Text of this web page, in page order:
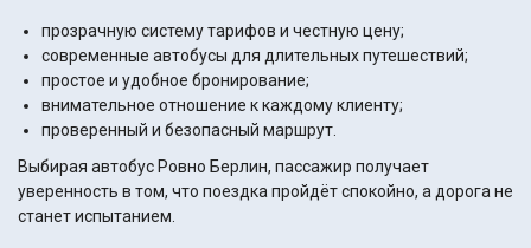
прозрачную систему тарифов и честную цену;
современные автобусы для длительных путешествий;
простое и удобное бронирование;
внимательное отношение к каждому клиенту;
проверенный и безопасный маршрут.
Выбирая автобус Ровно Берлин, пассажир получает
уверенность в том, что поездка пройдёт спокойно, а дорога не
станет испытанием.